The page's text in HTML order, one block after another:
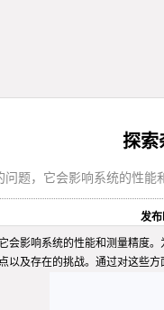
探索
题，它会影响系统的性
发
会影响系统的性能和测量精度
及存在的挑战。通过对这些